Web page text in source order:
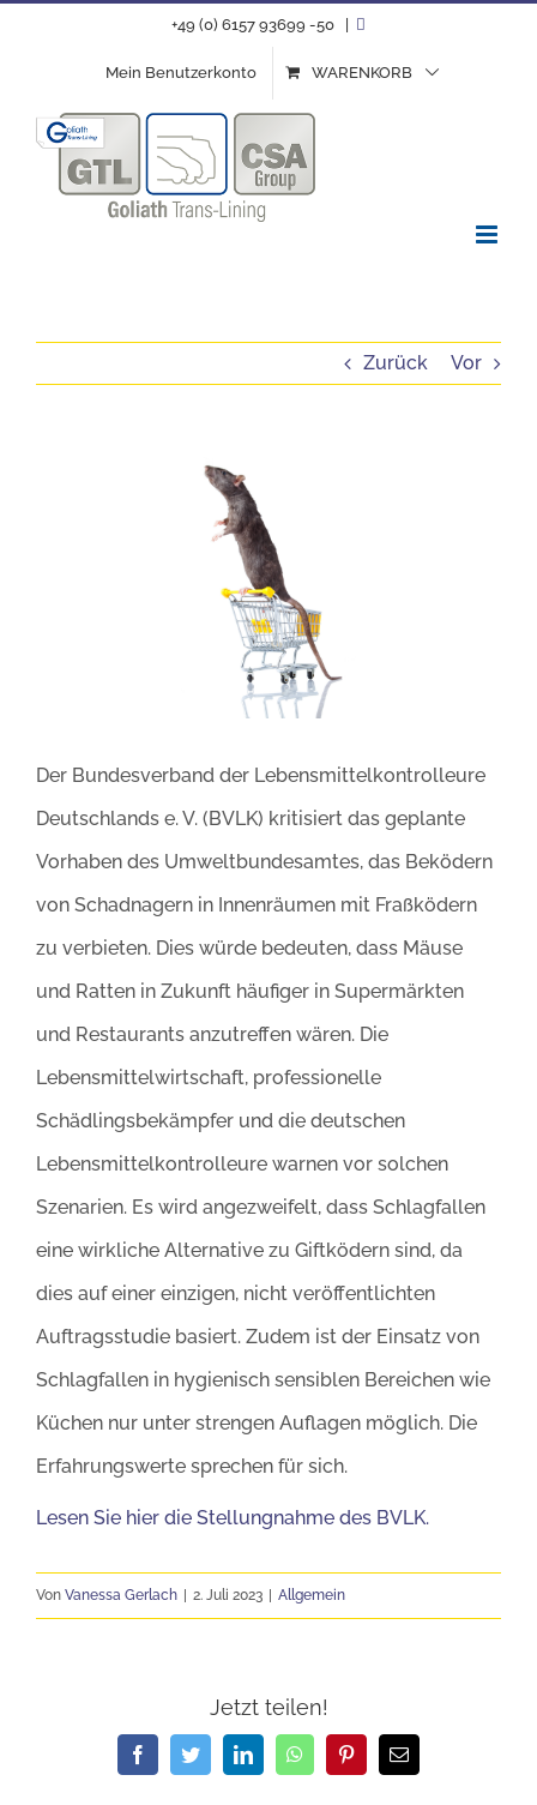
+49 (0) 6157 93699 -50
Mein Benutzerkonto WARENKORB
Zurück Vor
Der Bundesverband der Lebensmittelkontrolleure
Deutschlands e. V. (BVLK) kritisiert das geplante
Vorhaben des Umweltbundesamtes, das Beködern
von Schadnagern in Innenräumen mit Fraßködern
zu verbieten. Dies würde bedeuten, dass Mäuse
und Ratten in Zukunft häufiger in Supermärkten
und Restaurants anzutreffen wären. Die
Lebensmittelwirtschaft, professionelle
Schädlingsbekämpfer und die deutschen
Lebensmittelkontrolleure warnen vor solchen
Szenarien. Es wird angezweifelt, dass Schlagfallen
eine wirkliche Alternative zu Giftködern sind, da
dies auf einer einzigen, nicht veröffentlichten
Auftragsstudie basiert. Zudem ist der Einsatz von
Schlagfallen in hygienisch sensiblen Bereichen wie
Küchen nur unter strengen Auflagen möglich. Die
Erfahrungswerte sprechen für sich.
Lesen Sie hier die Stellungnahme des BVLK.
Von Vanessa Gerlach 2. Juli 2023 Allgemein
Jetzt teilen!
FacebookTwitterLinkedInWhatsAppPinterestE-
Mail